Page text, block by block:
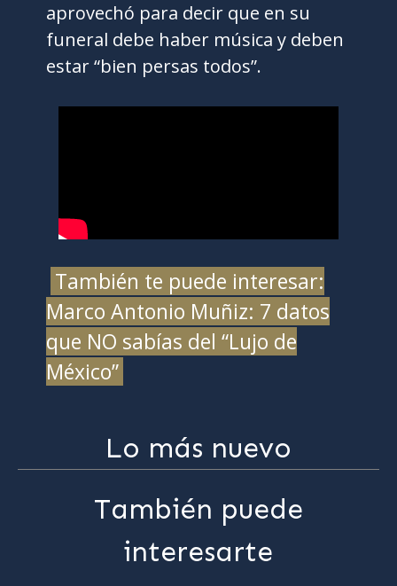
aprovechó para decir que en su
funeral debe haber música y deben
estar “bien persas todos”.
También te puede interesar:
Marco Antonio Muñiz: 7 datos
que NO sabías del “Lujo de
México”
Lo más nuevo
También puede
interesarte